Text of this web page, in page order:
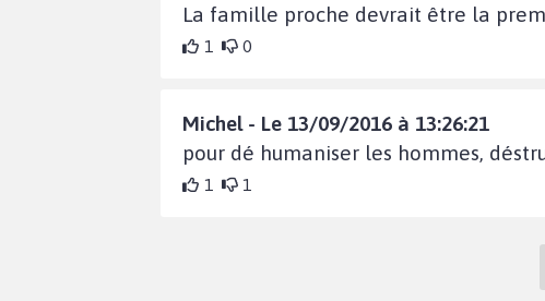
La famille proche devrait être la
1 0
Michel - Le 13/09/2016 à 13:26:21
pour dé humaniser les hommes,
1 1